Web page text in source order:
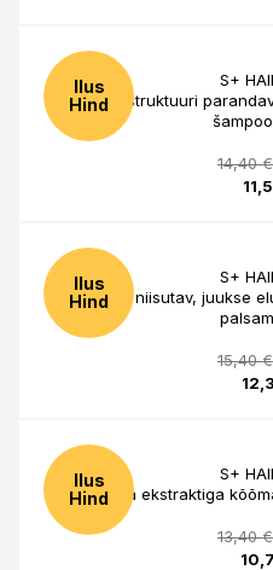
Ilus
Hind
S+
Juuste struktuuri
14,40 €
Ilus
Hind
S+
Taastav, niisutav, juukse
15,40 €
Ilus
Hind
S+
Humala ekstraktiga
13,40 €